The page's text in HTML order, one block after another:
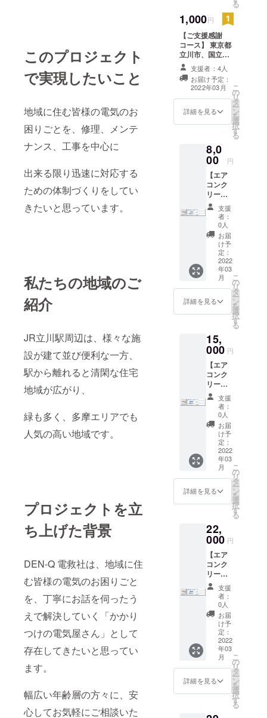
このプロジェクト
で実現したいこと
地域に住む皆様の電気のお
困りごとを、修理、メンテ
ナンス、工事を中心に
出来る限り迅速に対応する
ための体制づくりをしてい
きたいと思っています。
私たちの地域のご
紹介
JR立川駅周辺は、様々な施
設が建て並び便利な一方、
駅から離れると清閑な住宅
地域が広がり、
緑も多く、多摩エリアでも
人気の高い地域です。
プロジェクトを立
ち上げた背景
DEN-Q 電救社は、地域に住
む皆様の電気のお困りごと
を、丁寧にお話を伺ったう
えで解決していく「かかり
つけの電気屋さん」として
存在してきたいと思ってい
ます。
幅広い年齢層の方々に、安
心してお気軽にご相談いた
は
Instagr
amにて
当プロ
ジェク
トをお
知りい
ただい
て、ご
賛同い
ただき
方に感
謝の意
を込め
て、
Twitter
、また
は
Instagr
amにて
ユー
ザー
ネーム
（ID）
をご紹
介させ
だきま
す。 一
ていた
だいた
方は、
新しい
ご支援
者が加
わるた
びに毎
回ご紹
介させ
ていた
だきま
す。 た
とえ
ば、 は
ユー
ザー
様から2
口ご支
援をい
ただい
たとき
には、
@AAA
様より
【1コイ
ン応援
コー
ス】×2
支援い
ただき
た！
と、ご
せてい
る
1,000円
【ご支援感謝
コース】 東京都
立川市、国立市
以外の地域にお
住いの方からの
ご支援に対して
のお返し。 （上
記市内の方でも
かまいませ
援くださった皆
様に感謝の意を
込めて、 当社
ホームページに
て、お名前
（ニックネーム
可）とお住まい
の都道府県名、
ご支援口数を掲
示発表させてい
ただきます。 ご
支援は1,000円を
一口とし、口数
は無制限とさせ
ていただきま
行を確実にする
ために、メール
願い致します。
追って当方よ
り、お礼とお名
前（ニックネー
ム可）、お住ま
いの都道府県の
確認のメールを
送らせていただ
メールによる確
認期間 ：
2022年3月1日～
2022年3月31日
HP記載期
間
支援者：4人
お届け予定：
2022年03月
詳細を見る
こ
の
リ
タ
ー
ン
を
選
択
す
る
8,0
00 円
【エア
コンク
リーニ
ング1
台】 東
京都立
川市、
国立市
にお住
いの方
からの
ご支援
に対
し、 下
記内容
で家庭
エアコ
ンのク
リーニ
ングを
実施さ
せてい
ただき
ます。
・エア
コンク
リーニ
ングを1
台、1回
ご利用
いただ
ける権
利。 リ
するた
めに、
メール
アドレ
ス、お
届け先
のご記
入のご
協力を
お願い
致しま
す。 お
名前、
ご住所
が確認
でき次
第、特
支援
者：
0人
お届
け予
定：
2022
年03
月
詳細を見る
こ
の
リ
タ
ー
ン
を
選
択
す
る
15,
000 円
【エア
コンク
リーニ
ング2
台】 東
京都立
川市、
国立市
にお住
いの方
からの
ご支援
に対
し、 下
記内容
で家庭
エアコ
ンのク
リーニ
ングを
実施さ
せてい
ただき
ます。
・エア
コンク
リーニ
ングを2
台、1回
ご利用
いただ
ける権
利。 リ
支援
者：
0人
お届
け予
定：
2022
年03
月
詳細を見る
こ
の
リ
タ
ー
ン
を
選
択
す
る
22,
000 円
【エア
コンク
リーニ
ング3
台】 東
京都立
川市、
国立市
にお住
いの方
からの
ご支援
に対
し、 下
記内容
で家庭
支援
者：
0人
お届
け予
定：
2022
年03
月
詳細を見る
こ
の
リ
タ
ー
ン
を
選
択
す
る